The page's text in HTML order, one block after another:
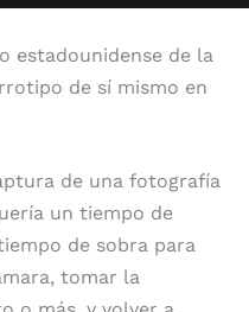
estadounidense de la
de sí mismo en
de una fotografía
un tiempo de
de sobra para
tomar la